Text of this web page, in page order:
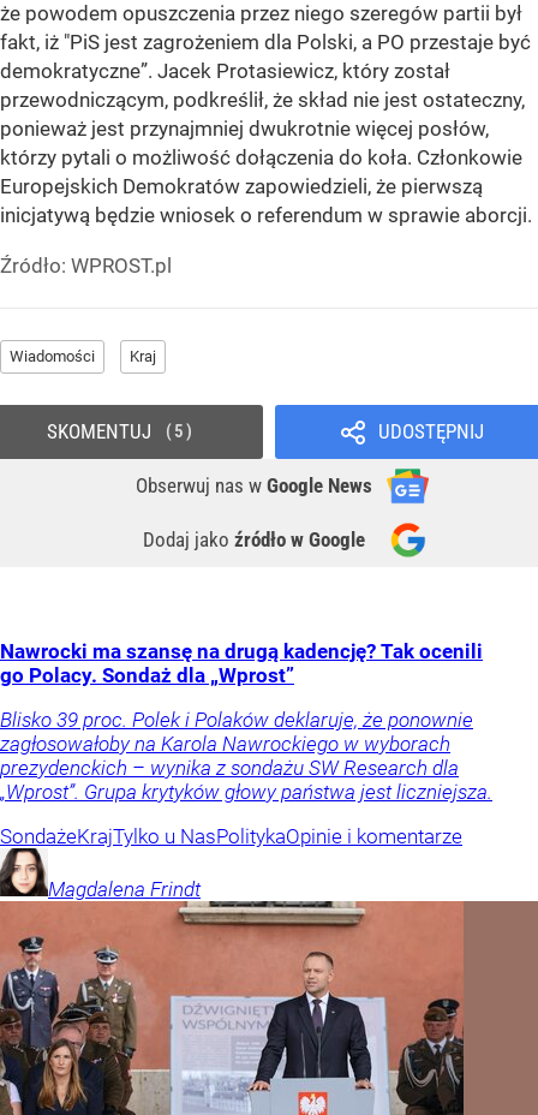
że powodem opuszczenia przez niego szeregów partii był
fakt, iż "PiS jest zagrożeniem dla Polski, a PO przestaje być
demokratyczne”. Jacek Protasiewicz, który został
przewodniczącym, podkreślił, że skład nie jest ostateczny,
ponieważ jest przynajmniej dwukrotnie więcej posłów,
którzy pytali o możliwość dołączenia do koła. Członkowie
Europejskich Demokratów zapowiedzieli, że pierwszą
inicjatywą będzie wniosek o referendum w sprawie aborcji.
Źródło: WPROST.pl
Wiadomości Kraj
UDOSTĘPNIJ
Obserwuj nas w Google News
Dodaj jako źródło w Google
SKOMENTUJ 5
Nawrocki ma szansę na drugą kadencję? Tak ocenili
go Polacy. Sondaż dla „Wprost”
Blisko 39 proc. Polek i Polaków deklaruje, że ponownie
zagłosowałoby na Karola Nawrockiego w wyborach
prezydenckich – wynika z sondażu SW Research dla
„Wprost”. Grupa krytyków głowy państwa jest liczniejsza.
SondażeKrajTylko u NasPolitykaOpinie i komentarze
Magdalena Frindt